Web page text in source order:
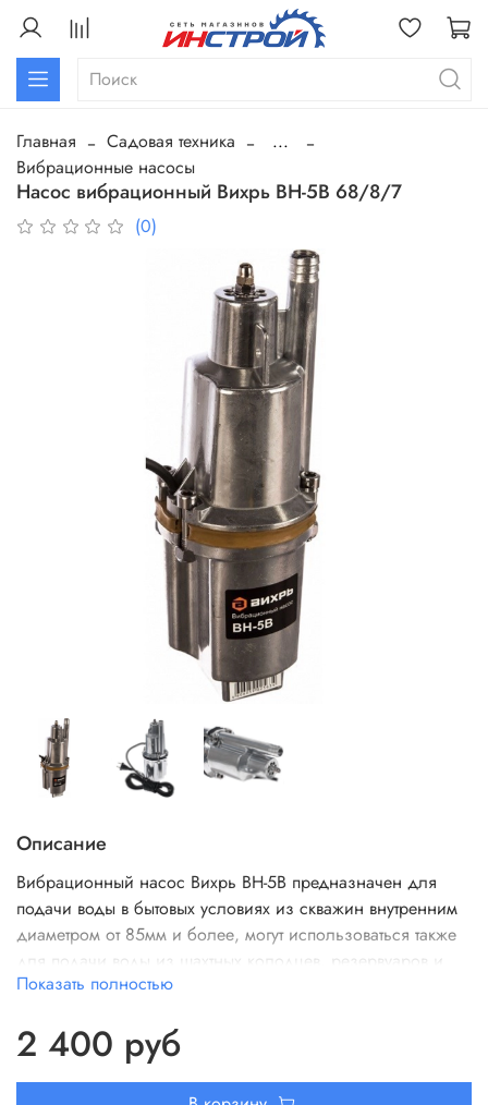
Главная Садовая техника
...
Вибрационные насосы
Насос вибрационный Вихрь ВН-5В 68/8/7
(0)
Описание
Вибрационный насос Вихрь ВН-5В предназначен для
подачи воды в бытовых условиях из скважин внутренним
диаметром от 85мм и более, могут использоваться также
для подачи воды из шахтных колодцев, резервуаров и
открытых водоемов для полива садов и огородов. Насос
значительном расстоянии от мест использования воды,
горизонтально свыше 100 метров.
Показать полностью
2 400 руб